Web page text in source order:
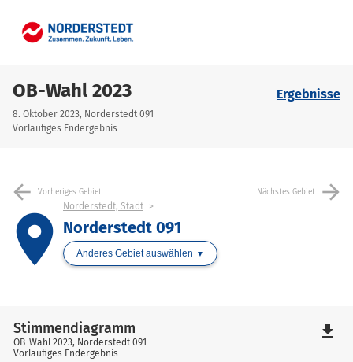
OB-Wahl 2023
8. Oktober 2023, Norderstedt 091
Vorläufiges Endergebnis
Ergebnisse
arrow_back Vorheriges Gebiet Nächstes Gebiet arrow_forward
place
Norderstedt, Stadt
Norderstedt 091
Anderes Gebiet auswählen
Stimmendiagramm
OB-Wahl 2023, Norderstedt 091
Vorläufiges Endergebnis
file_download